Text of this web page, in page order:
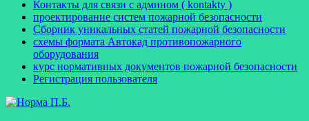
Контакты для связи с админом ( kontakty )
проектирование систем пожарной безопасности
Сборник уникальных статей пожарной безопасности
схемы формата Автокад противопожарного
оборудования
курс нормативных документов пожарной безопасности
Регистрация пользователя